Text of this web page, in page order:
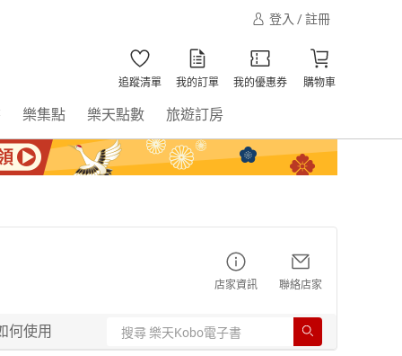
登入 / 註冊
追蹤清單 我的訂單 我的優惠券 購物車
樂集點 樂天點數 旅遊訂房
店家資訊 聯絡店家
何使用